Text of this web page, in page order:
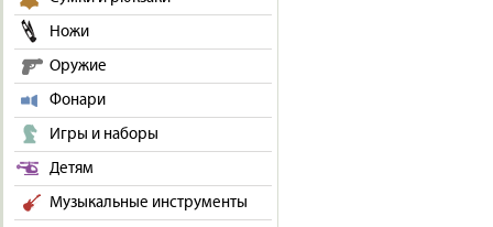
Ножи
Оружие
Фонари
Игры и наборы
Детям
Музыкальные инструменты